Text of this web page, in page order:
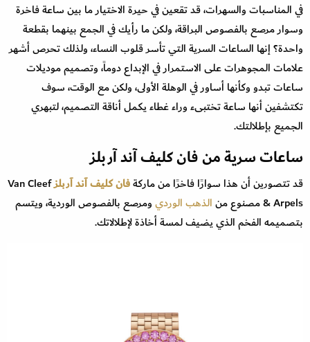
في المناسبات والسهرات، قد تقعين في حيرة الاختيار ما بين ساعة فاخرة
وسوار مرصع بالفصوص البراقة، ولكن ما رأيك في الجمع بينهما بقطعة
واحدة؟ إنها الساعات السرية التي تأسر قلوب النساء، ولذلك تحرص أشهر
علامات المجوهرات على الاستمرار في الإبداع دوماً، وتصميم موديلات
ساعات تبدو وكأنها أساور في الوهلة الأولى، ولكن مع الوقت، سوف
تكتشفين أنها ساعة تختبىء وراء غطاء يكمل أناقة التصميم، لتبهري
الجميع بإطلالتك.
ساعات سرية من فان كليف آند آربلز
قد تتصورين أن هذا سوارًا فاخرًا من ماركةفان كليف آند آربلزVan Cleef
& Arpels مصنوع من
الذهب الورديومرصع بالفصوص الوردية، ويتسم
بتصميمه الفخم الذي يضيف لمسة أخاذة لإطلالاتك.